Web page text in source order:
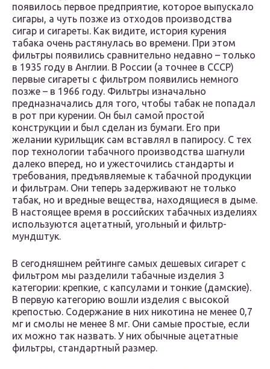
появилось первое предприятие, которое выпускало
сигары, а чуть позже из отходов производства
сигар и сигареты. Как видите, история курения
табака очень растянулась во времени. При этом
фильтры появились сравнительно недавно – только
в 1935 году в Англии. В России (а точнее в СССР)
первые сигареты с фильтром появились немного
позже – в 1966 году. Фильтры изначально
предназначались для того, чтобы табак не попадал
в рот при курении. Он был самой простой
конструкции и был сделан из бумаги. Его при
желании курильщик сам вставлял в папиросу. С тех
пор технологии табачного производства шагнули
далеко вперед, но и ужесточились стандарты и
требования, предъявляемые к табачной продукции
и фильтрам. Они теперь задерживают не только
табак, но и вредные вещества, находящиеся в дыме.
В настоящее время в российских табачных изделиях
используются ацетатный, угольный и фильтр-
мундштук.
В сегодняшнем рейтинге самых дешевых сигарет с
фильтром мы разделили табачные изделия 3
категории: крепкие, с капсулами и тонкие (дамские).
В первую категорию вошли изделия с высокой
крепостью. Содержание в них никотина не менее 0,7
мг и смолы не менее 8 мг. Они самые простые, если
их можно так назвать. У них обычные ацетатные
фильтры, стандартный размер.